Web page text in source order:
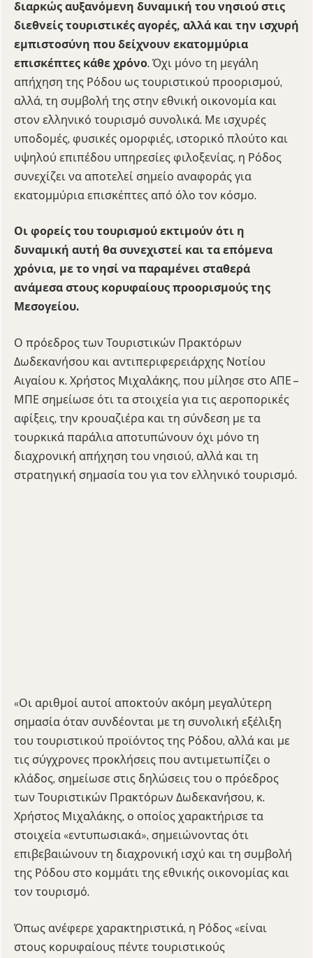
διαρκώς αυξανόμενη δυναμική του νησιού στις
διεθνείς τουριστικές αγορές, αλλά και την ισχυρή
εμπιστοσύνη που δείχνουν εκατομμύρια
επισκέπτες κάθε χρόνο. Όχι μόνο τη μεγάλη
απήχηση της Ρόδου ως τουριστικού προορισμού,
αλλά, τη συμβολή της στην εθνική οικονομία και
στον ελληνικό τουρισμό συνολικά. Με ισχυρές
υποδομές, φυσικές ομορφιές, ιστορικό πλούτο και
υψηλού επιπέδου υπηρεσίες φιλοξενίας, η Ρόδος
συνεχίζει να αποτελεί σημείο αναφοράς για
εκατομμύρια επισκέπτες από όλο τον κόσμο.
Οι φορείς του τουρισμού εκτιμούν ότι η
δυναμική αυτή θα συνεχιστεί και τα επόμενα
χρόνια, με το νησί να παραμένει σταθερά
ανάμεσα στους κορυφαίους προορισμούς της
Μεσογείου.
Ο πρόεδρος των Τουριστικών Πρακτόρων
Δωδεκανήσου και αντιπεριφερειάρχης Νοτίου
Αιγαίου κ. Χρήστος Μιχαλάκης, που μίλησε στο ΑΠΕ –
ΜΠΕ σημείωσε ότι τα στοιχεία για τις αεροπορικές
αφίξεις, την κρουαζιέρα και τη σύνδεση με τα
τουρκικά παράλια αποτυπώνουν όχι μόνο τη
διαχρονική απήχηση του νησιού, αλλά και τη
στρατηγική σημασία του για τον ελληνικό τουρισμό.
«Οι αριθμοί αυτοί αποκτούν ακόμη μεγαλύτερη
σημασία όταν συνδέονται με τη συνολική εξέλιξη
του τουριστικού προϊόντος της Ρόδου, αλλά και με
τις σύγχρονες προκλήσεις που αντιμετωπίζει ο
κλάδος, σημείωσε στις δηλώσεις του ο πρόεδρος
των Τουριστικών Πρακτόρων Δωδεκανήσου, κ.
Χρήστος Μιχαλάκης, ο οποίος χαρακτήρισε τα
στοιχεία «εντυπωσιακά», σημειώνοντας ότι
επιβεβαιώνουν τη διαχρονική ισχύ και τη συμβολή
της Ρόδου στο κομμάτι της εθνικής οικονομίας και
τον τουρισμό.
Όπως ανέφερε χαρακτηριστικά, η Ρόδος «είναι
στους κορυφαίους πέντε τουριστικούς